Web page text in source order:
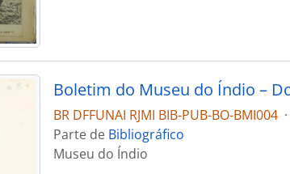
Boletim do Museu do Índio –
BR DFFUNAI RJMI BIB-PUB-BO-BMI004 ·
Parte de Bibliográfico
Museu do Índio